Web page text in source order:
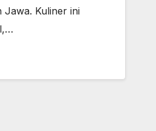
Jawa. Kuliner ini